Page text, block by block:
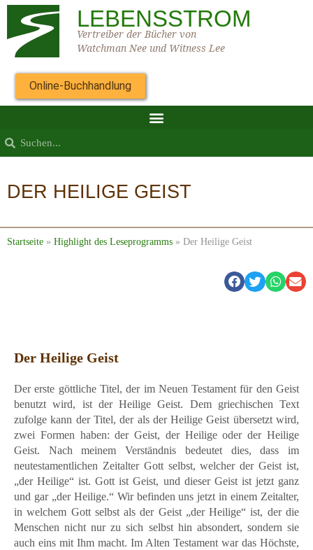
LEBENSSTROM
Vertreiber der Bücher von
Watchman Nee und Witness Lee
Online-Buchhandlung
DER HEILIGE GEIST
Startseite » Highlight des Leseprogramms » Der Heilige Geist
Der Heilige Geist
Der erste göttliche Titel, der im Neuen Testament für den Geist
benutzt wird, ist der Heilige Geist. Dem griechischen Text
zufolge kann der Titel, der als der Heilige Geist übersetzt wird,
zwei Formen haben: der Geist, der Heilige oder der Heilige
Geist. Nach meinem Verständnis bedeutet dies, dass im
neutestamentlichen Zeitalter Gott selbst, welcher der Geist ist,
„der Heilige“ ist. Gott ist Geist, und dieser Geist ist jetzt ganz
und gar „der Heilige.“ Wir befinden uns jetzt in einem Zeitalter,
in welchem Gott selbst als der Geist „der Heilige“ ist, der die
Menschen nicht nur zu sich selbst hin absondert, sondern sie
auch eins mit Ihm macht. Im Alten Testament war das Höchste,